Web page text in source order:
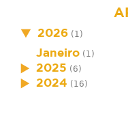
2026 (1)
Janeiro (1)
2025 (6)
2024 (16)